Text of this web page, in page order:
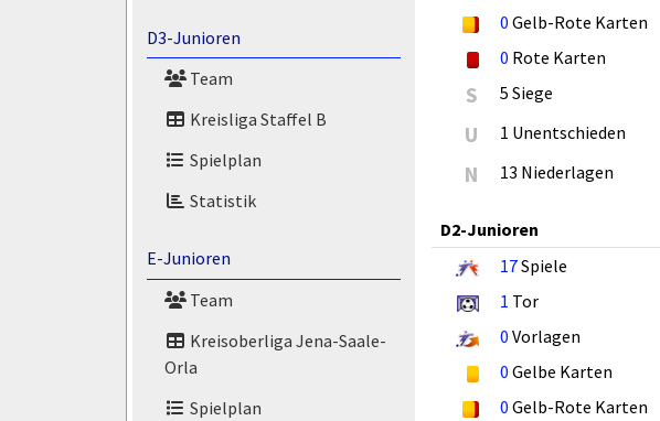
D3-Junioren
Team
Kreisliga Staffel B
Spielplan
Statistik
E-Junioren
Team
Kreisoberliga Jena-Saale-
Orla
Spielplan
0 Gelb-Rote Karten
0 Rote Karten
S 5 Siege
U 1 Unentschieden
N 13 Niederlagen
D2-Junioren
17Spiele
1 Tor
0 Vorlagen
0 Gelbe Karten
0 Gelb-Rote Karten